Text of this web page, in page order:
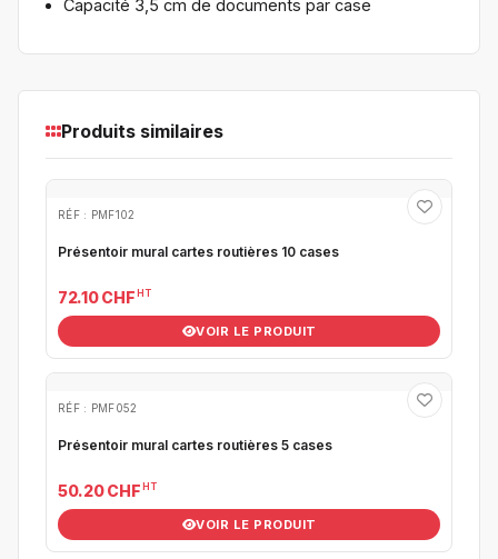
Capacité 3,5 cm de documents par case
Produits similaires
RÉF : PMF102
Présentoir mural cartes routières 10 cases
72.10 CHF HT
VOIR LE PRODUIT
RÉF : PMF052
Présentoir mural cartes routières 5 cases
50.20 CHF HT
VOIR LE PRODUIT